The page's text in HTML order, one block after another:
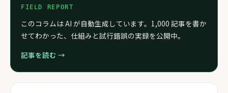
FIELD REPORT
このコラムは AI が自動生成しています。1,000 記事を書か
せてわかった、仕組みと試行錯誤の実録を公開中。
記事を読む →